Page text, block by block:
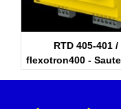
RTD 405-401 /
flexotron400 -